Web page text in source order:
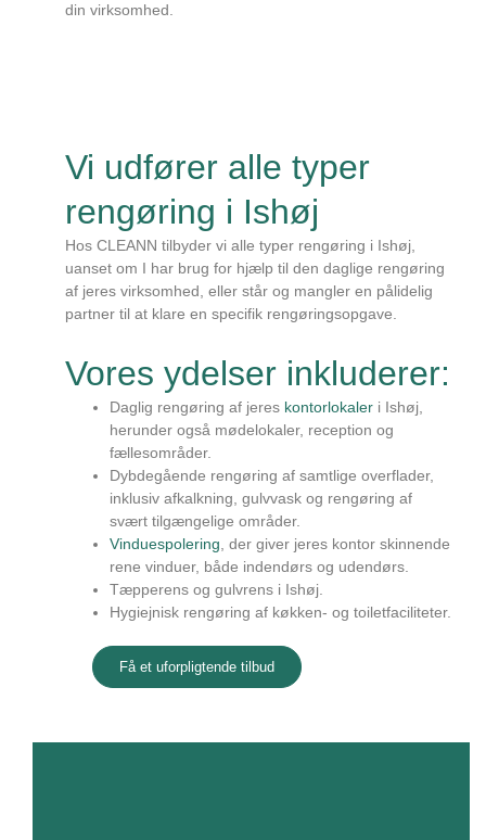
din virksomhed.
Vi udfører alle typer
rengøring i Ishøj
Hos CLEANN tilbyder vi alle typer rengøring i Ishøj,
uanset om I har brug for hjælp til den daglige rengøring
af jeres virksomhed, eller står og mangler en pålidelig
partner til at klare en specifik rengøringsopgave.
Vores ydelser inkluderer:
Daglig rengøring af jeres kontorlokaler i Ishøj,
herunder også mødelokaler, reception og
fællesområder.
Dybdegående rengøring af samtlige overflader,
inklusiv afkalkning, gulvvask og rengøring af
svært tilgængelige områder.
Vinduespolering , der giver jeres kontor skinnende
rene vinduer, både indendørs og udendørs.
Tæpperens og gulvrens i Ishøj.
Hygiejnisk rengøring af køkken- og toiletfaciliteter.
Få et uforpligtende tilbud